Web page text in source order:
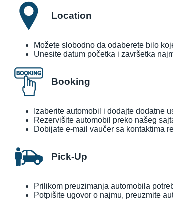
Location
Možete slobodno da odaberete bilo
Unesite datum početka i završetka
Booking
Izaberite automobil i dodajte dodatne
Rezervišite automobil preko našeg
Dobijate e-mail vaučer sa kontaktima
Pick-Up
Prilikom preuzimanja automobila
Potpišite ugovor o najmu, preuzmite